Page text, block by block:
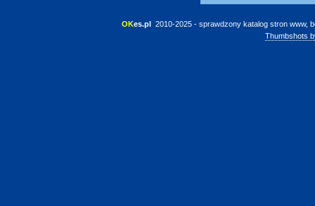
OKes.pl 2010-2025 - sprawdzony katalog stron www,
Thumbshots